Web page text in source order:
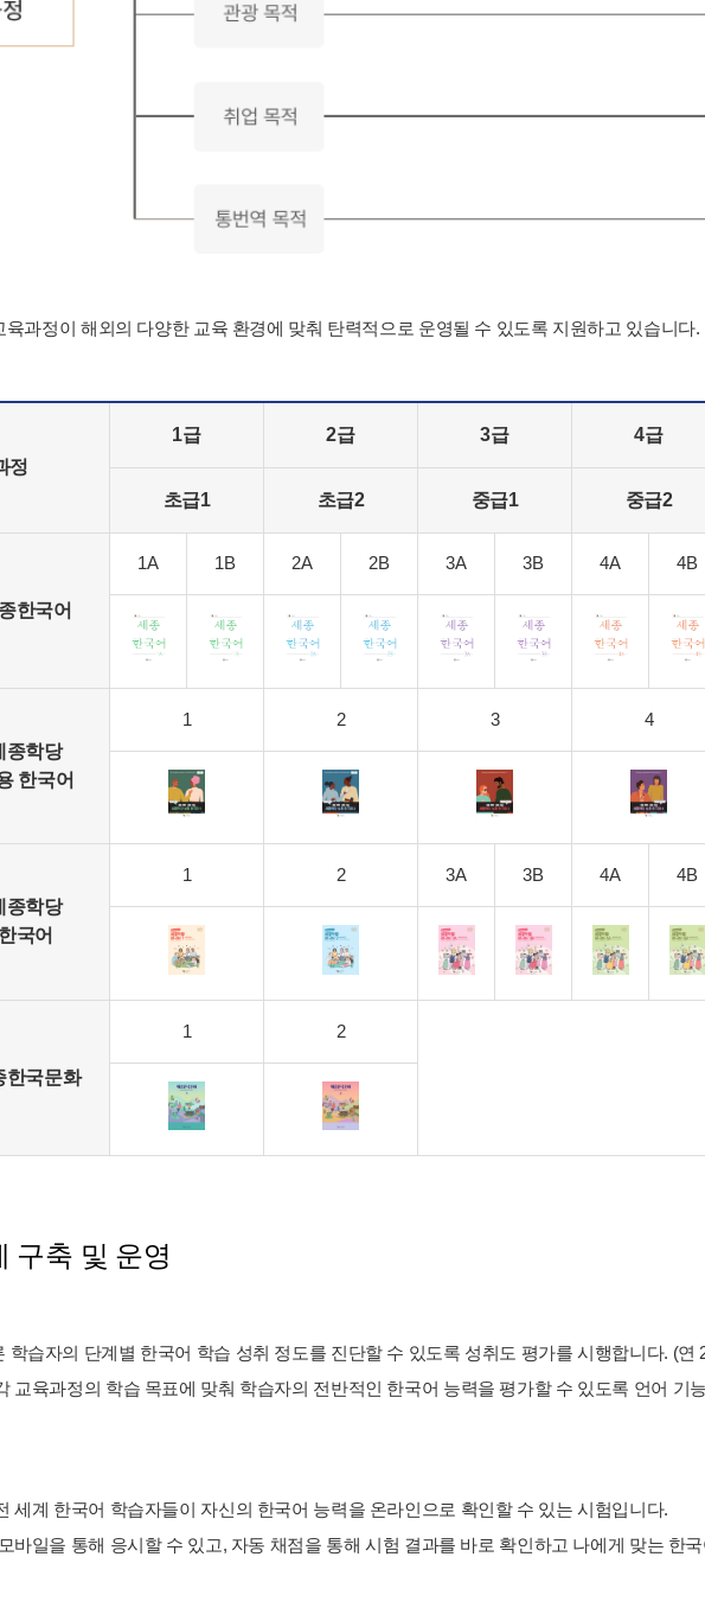
과정이 해외의 다양한 교육 환경에 맞춰 탄력적으로 운영될 수 있도록 지원하고 있습니다.
정
1급 2급 3급 4급
초급1 초급2 중급1 중급2
한국어
1A 1B 2A 2B 3A 3B 4A 4B
종학당
한국어
1 2 3 4
종학당
한국어
1 2 3A 3B 4A 4B
한국문화
1 2
구축 및 운영
학습자의 단계별 한국어 학습 성취 정도를 진단할 수 있도록 성취도 평가를 시행합니다. (연
교육과정의 학습 목표에 맞춰 학습자의 전반적인 한국어 능력을 평가할 수 있도록 언어 기
세계 한국어 학습자들이 자신의 한국어 능력을 온라인으로 확인할 수 있는 시험입니다.
바일을 통해 응시할 수 있고, 자동 채점을 통해 시험 결과를 바로 확인하고 나에게 맞는 한